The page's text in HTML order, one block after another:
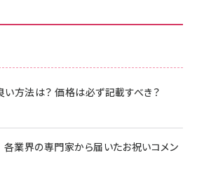
方法は？ 価格は必ず記載すべき？
各業界の専門家から届いたお祝いコメン